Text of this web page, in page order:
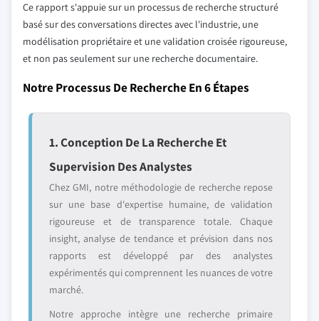
Ce rapport s'appuie sur un processus de recherche structuré
basé sur des conversations directes avec l'industrie, une
modélisation propriétaire et une validation croisée rigoureuse,
et non pas seulement sur une recherche documentaire.
Notre Processus De Recherche En 6 Étapes
1. Conception De La Recherche Et
Supervision Des Analystes
Chez GMI, notre méthodologie de recherche repose
sur une base d'expertise humaine, de validation
rigoureuse et de transparence totale. Chaque
insight, analyse de tendance et prévision dans nos
rapports est développé par des analystes
expérimentés qui comprennent les nuances de votre
marché.
Notre approche intègre une recherche primaire